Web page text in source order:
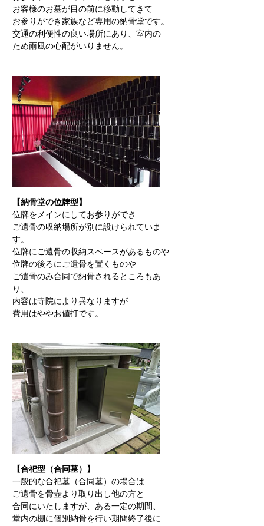
お客様のお墓が目の前に移動してきて
お参りができ家族など専用の納骨堂です。
交通の利便性の良い場所にあり、室内の
ため雨風の心配がいりません。
【納骨堂の位牌型】
位牌をメインにしてお参りができ
ご遺骨の収納場所が別に設けられていま
す。
位牌にご遺骨の収納スペースがあるものや
位牌の後ろにご遺骨を置くものや
ご遺骨のみ合同で納骨されるところもあ
り、
内容は寺院により異なりますが
費用はややお値打です。
【合祀型（合同墓）】
一般的な合祀墓（合同墓）の場合は
ご遺骨を骨壺より取り出し他の方と
合同にいたしますが、ある一定の期間、
堂内の棚に個別納骨を行い期間終了後に